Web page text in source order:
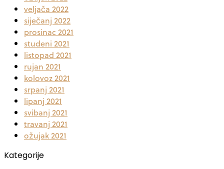
veljača 2022
siječanj 2022
prosinac 2021
studeni 2021
listopad 2021
rujan 2021
kolovoz 2021
srpanj 2021
lipanj 2021
svibanj 2021
travanj 2021
ožujak 2021
Kategorije